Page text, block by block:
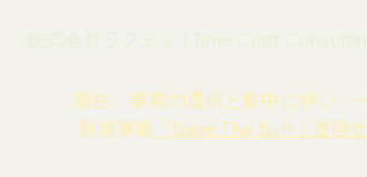
株式会社ラフティ | Time Craft
現在、事業の選択と集中に伴い、
新規事業 「Save The Surf｜透明